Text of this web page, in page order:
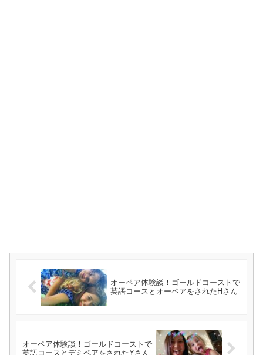
オーペア体験談！ゴールドコーストで
英語コースとオーペアをされたHさん
オーペア体験談！ゴールドコーストで
英語コースとデミペアをされたYさん